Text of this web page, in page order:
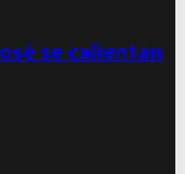
se calientan